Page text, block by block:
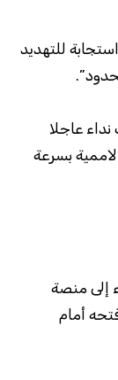
للتهديد
عاجلا
بسرعة
إلى منصة
أمام